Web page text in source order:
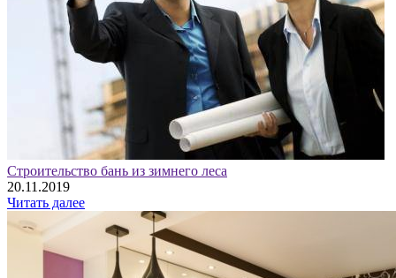
Строительство бань из зимнего леса
20.11.2019
Читать далее